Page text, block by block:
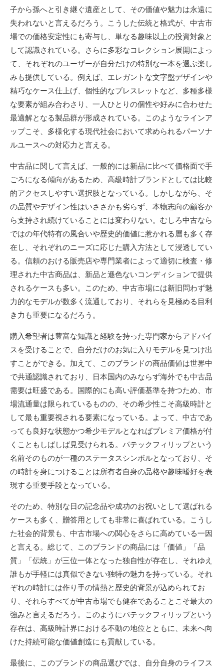
子から孫へと引き継ぐ遺産として、その価値や魅力は永遠に
失われないと言えるだろう。こうした伝統と格式が、中古市
場での価格安定性にも寄与し、単なる趣味以上の投資対象と
して認識されている。さらに多彩なコレクション展開によっ
て、それぞれのユーザーが自分だけの特別な一本を選ぶ楽し
みも提供している。例えば、エレガントな文字盤デザインや
精巧なケース仕上げ、個性的なブレスレットなど、多種多様
な要素が組み合わさり、一人ひとりの個性や好みに合わせた
最適解となる製品群が形成されている。このようなラインア
ップこそ、多様化する現代社会において求められるパーソナ
ルユースへの対応力と言える。
中古品に関して言えば、一般的には新品に比べて価格面で手
ごろになる傾向があるため、高級時計ブランドとしては比較
的アクセスしやすい選択肢となっている。しかしながら、そ
の品質やデザイン性はいささかも劣らず、本物志向の顧客か
ら支持され続けていることには変わりない。むしろ中古なら
ではの年代特有の風合いや歴史的価値に惹かれる層も多く存
在し、それぞれのニーズに応じた購入方法として浸透してい
る。信頼のおける販売店や専門業者によって適切に検査・修
理された中古商品は、新品と遜色ないコンディションで提供
されるケースも多い。このため、中古市場には新旧問わず魅
力的なモデルが数多く流通しており、それらを見極める目利
き力も重要になるだろう。
購入希望者は豊富な知識と経験を持った専門家からアドバイ
スを受けることで、自分だけのお気に入りモデルを見つけ出
すことができる。加えて、このブランドの商品価値は世界中
で共通認識されており、日本国内のみならず海外でも中古品
需要は旺盛である。国際的にも高い評価基準を持つため、市
場流通量は限られているものの、その希少性こそ高級時計と
して最も重要視される要素になっている。よって、中古であ
っても良好な状態かつ希少モデルとなればプレミア価格が付
くこともしばしば見受けられる。パテックフィリップという
名前そのものが一種のステータスシンボルとなっており、そ
の時計を身につけることは所有者自身の品格や趣味嗜好を表
現する重要手段となっている。
そのため、特別な日の記念品や成功のお祝いとして選ばれる
ケースも多く、贈答用としても非常に喜ばれている。こうし
た社会的背景も、中古市場への関心をさらに高めている一因
と言える。総じて、このブランドの商品には「価値」「品
質」「伝統」が三位一体となった独自性が存在し、それゆえ
誰もが手軽には真似できない独特の魅力を持っている。それ
ぞれの時計には作り手の情熱と歴史的背景が込められてお
り、それらすべてが中古市場でも健在であることこそ最大の
強みと言えるだろう。このようにパテックフィリップという
存在は、高級時計界における不動の地位とともに、未来へ向
けた持続可能な価値創造にも貢献している。
最後に、このブランドの商品選びでは、自分自身のライフス